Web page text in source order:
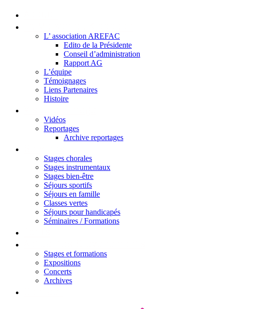
L’ association AREFAC
Edito de la Présidente
Conseil d’administration
Rapport AG
L’équipe
Témoignages
Liens Partenaires
Histoire
Vidéos
Reportages
Archive reportages
Stages chorales
Stages instrumentaux
Stages bien-être
Séjours sportifs
Séjours en famille
Classes vertes
Séjours pour handicapés
Séminaires / Formations
Stages et formations
Expositions
Concerts
Archives